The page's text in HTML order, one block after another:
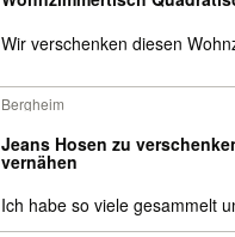
Wir verschenken diesen
Bergheim
Jeans Hosen zu
vernähen
Ich habe so viele gesammelt